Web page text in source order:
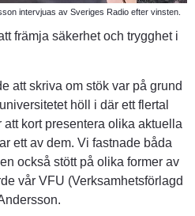
intervjuas av Sveriges Radio efter vinsten.
främja säkerhet och trygghet i
att skriva om stök var på grund
höll i där ett flertal
kort presentera olika aktuella
ett av dem. Vi fastnade båda
också stött på olika former av
vår VFU (Verksamhetsförlagd